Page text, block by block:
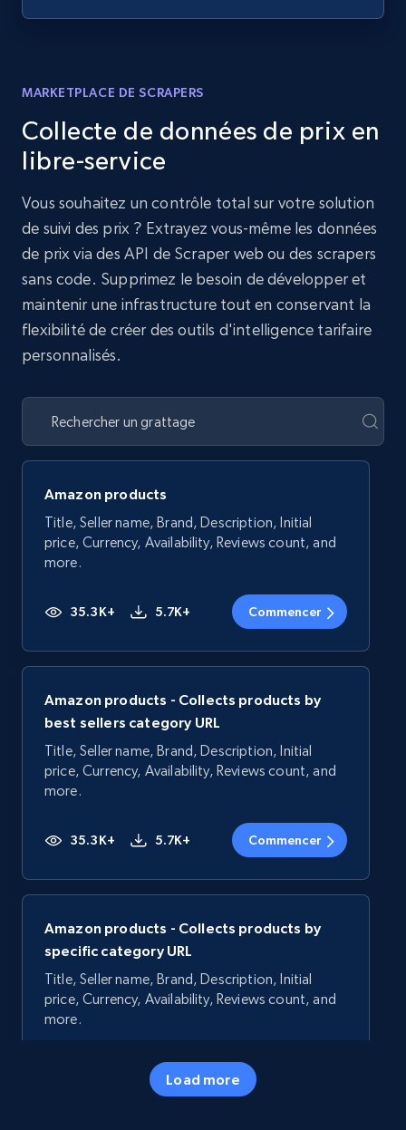
MARKETPLACE DE SCRAPERS
Collecte de données de prix en
libre-service
Vous souhaitez un contrôle total sur votre solution
de suivi des prix ? Extrayez vous-même les données
de prix via des API de Scraper web ou des scrapers
sans code. Supprimez le besoin de développer et
maintenir une infrastructure tout en conservant la
flexibilité de créer des outils d'intelligence tarifaire
personnalisés.
Amazon products
Title, Seller name, Brand, Description, Initial
price, Currency, Availability, Reviews count, and
more.
35.3K+ 5.7K+ Commencer
Amazon products - Collects products by
best sellers category URL
Title, Seller name, Brand, Description, Initial
price, Currency, Availability, Reviews count, and
more.
35.3K+ 5.7K+ Commencer
Amazon products - Collects products by
specific category URL
Title, Seller name, Brand, Description, Initial
price, Currency, Availability, Reviews count, and
more.
5.7K+ Commencer
Load more